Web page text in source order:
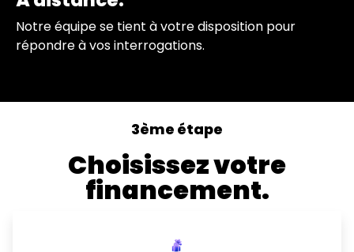
Notre équipe se tient à votre disposition pour
répondre à vos interrogations.
3ème étape
Choisissez votre
financement.